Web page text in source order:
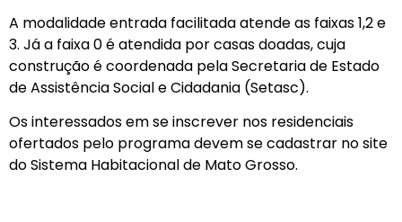
A modalidade entrada facilitada atende as faixas 1,2 e
3. Já a faixa 0 é atendida por casas doadas, cuja
construção é coordenada pela Secretaria de Estado
de Assistência Social e Cidadania (Setasc).
Os interessados em se inscrever nos residenciais
ofertados pelo programa devem se cadastrar no site
do Sistema Habitacional de Mato Grosso.